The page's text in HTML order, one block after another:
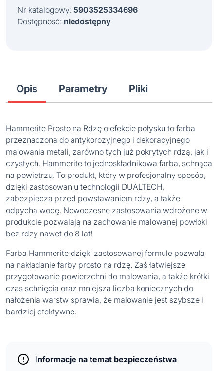
Nr katalogowy: 5903525334696
Dostępność: niedostępny
Opis Parametry Pliki
Hammerite Prosto na Rdzę o efekcie połysku to farba
przeznaczona do antykorozyjnego i dekoracyjnego
malowania metali, zarówno tych już pokrytych rdzą, jak i
czystych. Hammerite to jednoskładnikowa farba, schnąca
na powietrzu. To produkt, który w profesjonalny sposób,
dzięki zastosowaniu technologii DUALTECH,
zabezpiecza przed powstawaniem rdzy, a także
odpycha wodę. Nowoczesne zastosowania wdrożone w
produkcie pozwalają na zachowanie malowanej powłoki
bez rdzy nawet do 8 lat!
Farba Hammerite dzięki zastosowanej formule pozwala
na nakładanie farby prosto na rdzę. Zaś łatwiejsze
przygotowanie powierzchni do malowania, a także krótki
czas schnięcia oraz mniejsza liczba koniecznych do
nałożenia warstw sprawia, że malowanie jest szybsze i
bardziej efektywne.
Informacje na temat bezpieczeństwa